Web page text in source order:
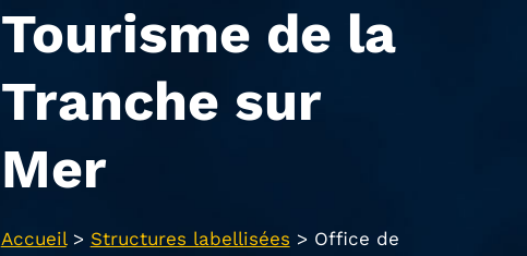
Tourisme de la
Tranche sur
Mer
Accueil> Structures labellisées > Office de